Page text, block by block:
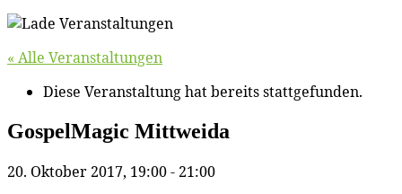
« Alle Veranstaltungen
Diese Veranstaltung hat bereits stattgefunden.
Gos­pel­Ma­gic Mittweida
20. Oktober 2017, 19:00- 21:00